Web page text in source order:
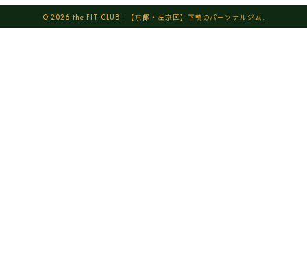
© 2026 the FIT CLUB｜【京都・左京区】下鴨のパーソナルジム.